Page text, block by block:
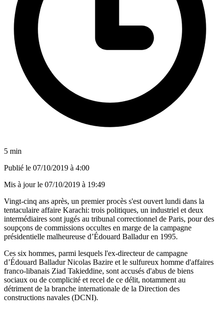
5 min
Publié le 07/10/2019 à 4:00
Mis à jour le 07/10/2019 à 19:49
Vingt-cinq ans après, un premier procès s'est ouvert lundi dans la
tentaculaire affaire Karachi: trois politiques, un industriel et deux
intermédiaires sont jugés au tribunal correctionnel de Paris, pour des
soupçons de commissions occultes en marge de la campagne
présidentielle malheureuse d’Édouard Balladur en 1995.
Ces six hommes, parmi lesquels l'ex-directeur de campagne
d’Édouard Balladur Nicolas Bazire et le sulfureux homme d'affaires
franco-libanais Ziad Takieddine, sont accusés d'abus de biens
sociaux ou de complicité et recel de ce délit, notamment au
détriment de la branche internationale de la Direction des
constructions navales (DCNI).